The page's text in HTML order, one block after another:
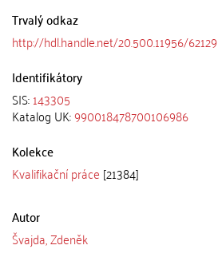
Trvalý odkaz
http://hdl.handle.net/20.500.11956/62129
Identifikátory
SIS:143305
Katalog UK:990018478700106986
Kolekce
Kvalifikační práce [21384]
Autor
Švajda, Zdeněk